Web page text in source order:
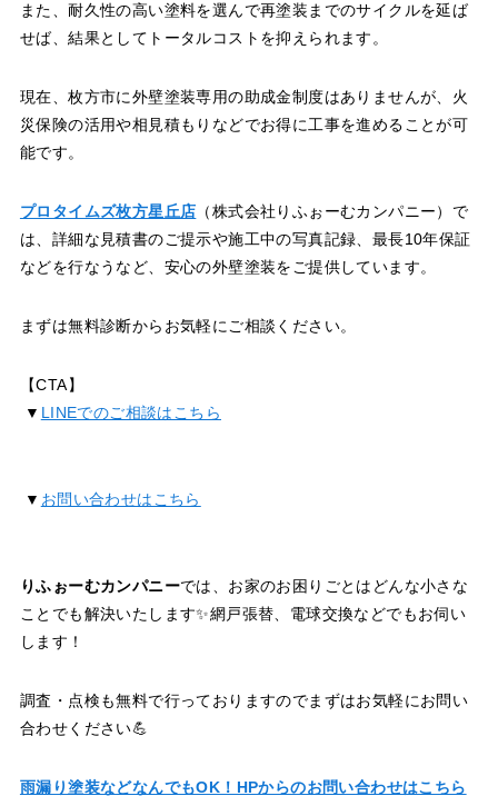
また、耐久性の高い塗料を選んで再塗装までのサイクルを延ば
せば、結果としてトータルコストを抑えられます。
現在、枚方市に外壁塗装専用の助成金制度はありませんが、火
災保険の活用や相見積もりなどでお得に工事を進めることが可
能です。
プロタイムズ枚方星丘店 （株式会社りふぉーむカンパニー）で
は、詳細な見積書のご提示や施工中の写真記録、最長10年保証
などを行なうなど、安心の外壁塗装をご提供しています。
まずは無料診断からお気軽にご相談ください。
【CTA】
▼ LINEでのご相談はこちら
▼ お問い合わせはこちら
りふぉーむカンパニーでは、お家のお困りごとはどんな小さな
ことでも解決いたします✨網戸張替、電球交換などでもお伺い
します！
調査・点検も無料で行っておりますのでまずはお気軽にお問い
合わせください💪
雨漏り塗装などなんでもOK！HPからのお問い合わせはこちら